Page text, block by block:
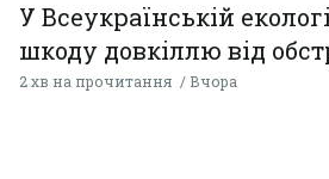
У Всеукраїнській
шкоду довкіллю від
2 хв на прочитання Вчора